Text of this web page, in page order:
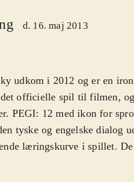
d. 16. maj 2013
udkom i 2012 og er en
officielle spil til filmen,
PEGI: 12 med ikon for
tyske og engelske dialog
læringskurve i spillet.